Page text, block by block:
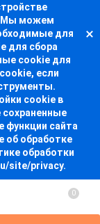
Мы можем
для
для сбора
cookie для
если
cookie в
сохраненные
функции сайта
об обработке
обработки
site/privacy.
0